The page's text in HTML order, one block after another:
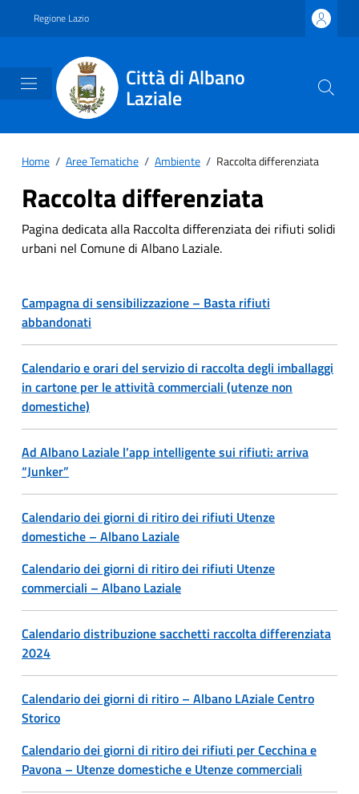
Regione Lazio
Città di Albano
Laziale
Home / Aree Tematiche / Ambiente / Raccolta differenziata
Raccolta differenziata
Pagina dedicata alla Raccolta differenziata dei rifiuti solidi
urbani nel Comune di Albano Laziale.
Campagna di sensibilizzazione – Basta rifiuti
abbandonati
Calendario e orari del servizio di raccolta degli imballaggi
in cartone per le attività commerciali (utenze non
domestiche)
Ad Albano Laziale l’app intelligente sui rifiuti: arriva
“Junker”
Calendario dei giorni di ritiro dei rifiuti Utenze
domestiche – Albano Laziale
Calendario dei giorni di ritiro dei rifiuti Utenze
commerciali – Albano Laziale
Calendario distribuzione sacchetti raccolta differenziata
2024
Calendario dei giorni di ritiro – Albano LAziale Centro
Storico
Calendario dei giorni di ritiro dei rifiuti per Cecchina e
Pavona – Utenze domestiche e Utenze commerciali